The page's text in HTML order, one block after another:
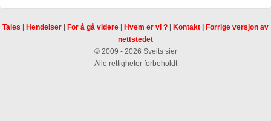
Tales Hendelser For å gå videre Hvem er vi ? Kontakt
Forrige versjon av
nettstedet
© 2009 - 2026 Sveits sier
Alle rettigheter forbeholdt